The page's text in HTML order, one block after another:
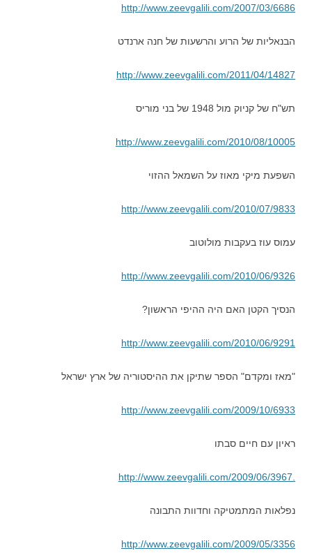
http://www.zeevgalili.com/2007/03/6686
הבנאליות של הרוע והרשעות של חנה ארנדט
http://www.zeevgalili.com/2011/04/14827
תש"ח של קניוק מול 1948 של בני מוריס
http://www.zeevgalili.com/2010/08/10005
השפעת מיקי מאוז על השמאל ההזוי
http://www.zeevgalili.com/2010/07/9833
עמוס עוז בעקבות מולוטוב
http://www.zeevgalili.com/2010/06/9326
הנסיך הקטן האם היה ההיפי הראשון?
http://www.zeevgalili.com/2010/06/9291
"מאז ומקדם" הספר שתיקן את ההיסטוריה של ארץ ישראל
http://www.zeevgalili.com/2009/10/6933
ראיון עם חיים סבתו
.
http://www.zeevgalili.com/2009/06/3967
נפלאות המתמטיקה וחדוות התבונה
http://www.zeevgalili.com/2009/05/3356